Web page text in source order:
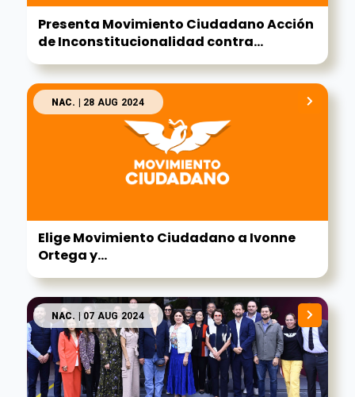
Presenta Movimiento Ciudadano Acción
de Inconstitucionalidad contra...
NAC. | 28 AUG 2024
Elige Movimiento Ciudadano a Ivonne
Ortega y...
NAC. | 07 AUG 2024